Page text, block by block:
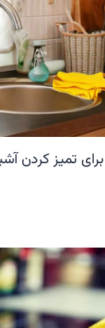
برای تمیز کردن